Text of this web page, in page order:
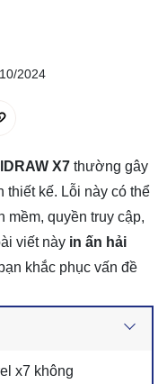
2024
X7 thường gây
thiết kế. Lỗi này có thể
mềm, quyền truy cập,
viết này in ấn hải
khắc phục vấn đề
x7 không